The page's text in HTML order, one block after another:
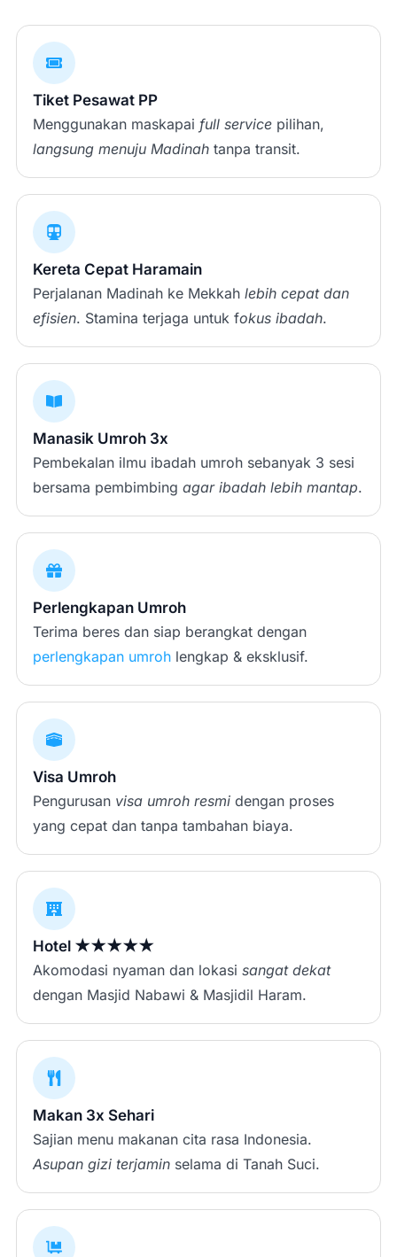
Tiket Pesawat PP
Menggunakan maskapai full service pilihan,
langsung menuju Madinah tanpa transit.
Kereta Cepat Haramain
Perjalanan Madinah ke Mekkah lebih cepat dan
efisien. Stamina terjaga untuk fokus ibadah.
Manasik Umroh 3x
Pembekalan ilmu ibadah umroh sebanyak 3 sesi
bersama pembimbing agar ibadah lebih mantap.
Perlengkapan Umroh
Terima beres dan siap berangkat dengan
perlengkapan umroh lengkap & eksklusif.
Visa Umroh
Pengurusan visa umroh resmi dengan proses
yang cepat dan tanpa tambahan biaya.
Hotel ★★★★★
Akomodasi nyaman dan lokasi sangat dekat
dengan Masjid Nabawi & Masjidil Haram.
Makan 3x Sehari
Sajian menu makanan cita rasa Indonesia.
Asupan gizi terjamin selama di Tanah Suci.